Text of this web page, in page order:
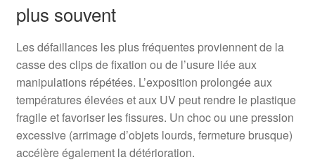
plus souvent
Les défaillances les plus fréquentes proviennent de la
casse des clips de fixation ou de l’usure liée aux
manipulations répétées. L’exposition prolongée aux
températures élevées et aux UV peut rendre le plastique
fragile et favoriser les fissures. Un choc ou une pression
excessive (arrimage d’objets lourds, fermeture brusque)
accélère également la détérioration.